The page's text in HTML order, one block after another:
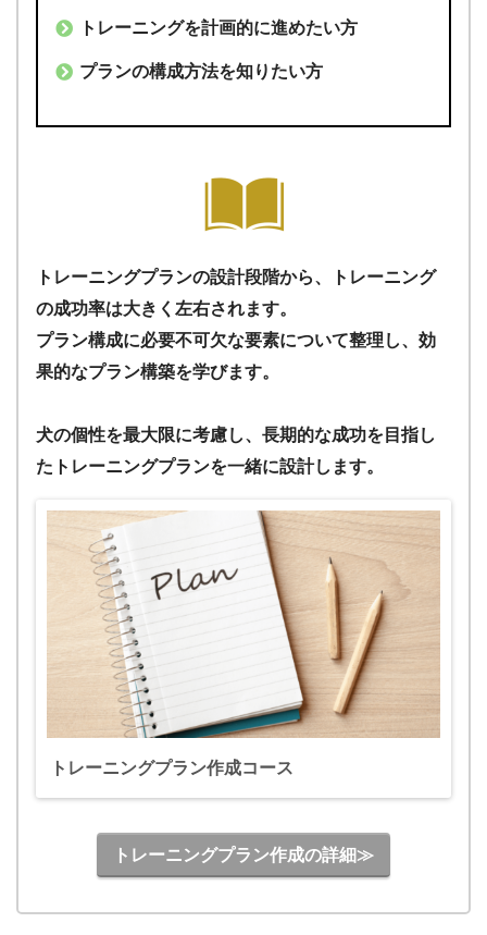
トレーニングを計画的に進めたい方
プランの構成方法を知りたい方
トレーニングプランの設計段階から、トレーニング
の成功率は大きく左右されます。
プラン構成に必要不可欠な要素について整理し、効
果的なプラン構築を学びます。
犬の個性を最大限に考慮し、長期的な成功を目指し
たトレーニングプランを一緒に設計します。
トレーニングプラン作成コース
トレーニングプラン作成の詳細≫